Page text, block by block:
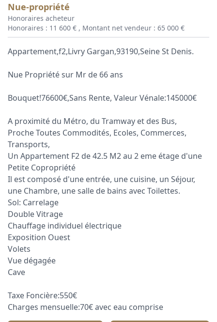
Nue-propriété
Honoraires acheteur
Honoraires : 11 600 € , Montant net vendeur : 65 000 €
Appartement,f2,Livry Gargan,93190,Seine St Denis.
Nue Propriété sur Mr de 66 ans
Bouquet!76600€,Sans Rente, Valeur Vénale:145000€
A proximité du Métro, du Tramway et des Bus,
Proche Toutes Commodités, Ecoles, Commerces,
Transports,
Un Appartement F2 de 42.5 M2 au 2 eme étage d'une
Petite Copropriété
Il est composé d'une entrée, une cuisine, un Séjour,
une Chambre, une salle de bains avec Toilettes.
Sol: Carrelage
Double Vitrage
Chauffage individuel électrique
Exposition Ouest
Volets
Vue dégagée
Cave
Taxe Foncière:550€
Charges mensuelle:70€ avec eau comprise